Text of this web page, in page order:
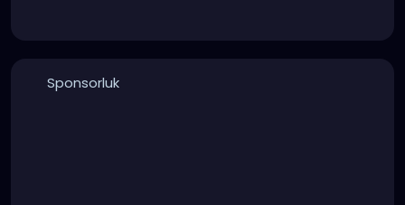
Sponsorluk